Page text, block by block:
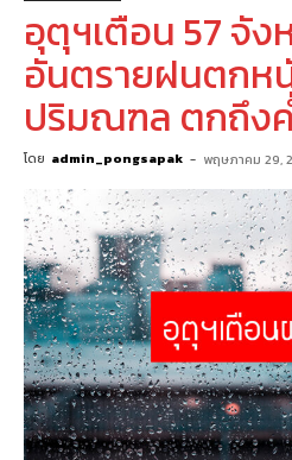
อุตุฯเตือน 57 จัง
อันตรายฝนตกห
ปริมณฑล ตกถึง
โดย admin_pongsapak - พฤษภาคม 29,